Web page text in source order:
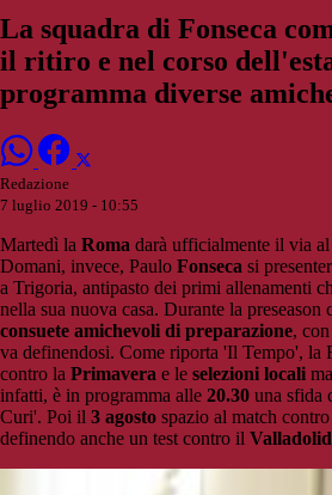
La squadra di Fonseca
il ritiro e nel corso
programma diverse
Redazione
7 luglio 2019 - 10:55
Martedì la Roma darà ufficialmente il via al
Domani, invece, Paulo Fonseca si
a Trigoria, antipasto dei primi allenamenti
nella sua nuova casa. Durante la preseason
consuete amichevoli di preparazione,
va definendosi. Come riporta 'Il Tempo', la
contro la Primavera e le selezioni locali
infatti, è in programma alle 20.30 una sfida
Curi'. Poi il 3 agosto spazio al match
definendo anche un test contro il Valladolid